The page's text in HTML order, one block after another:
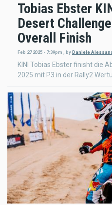
Tobias Ebster
Desert
Overall Finish
Feb 27 2025 - 7:39pm , by Daniele
KINI Tobias Ebster finisht die
2025 mit P3 in der Rally2